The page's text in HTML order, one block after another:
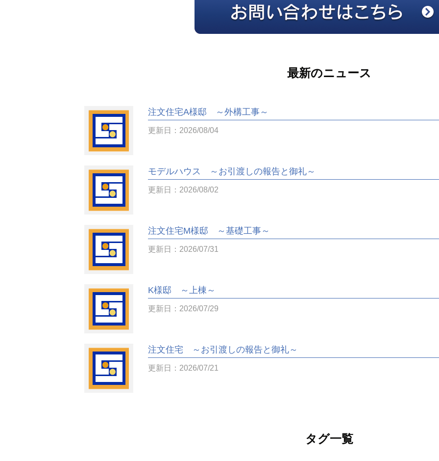
最新のニュース
注文住宅A様邸 ～外構工事～
更新日：2026/08/04
モデルハウス ～お引渡しの報告と御礼～
更新日：2026/08/02
注文住宅M様邸 ～基礎工事～
更新日：2026/07/31
K様邸 ～上棟～
更新日：2026/07/29
注文住宅 ～お引渡しの報告と御礼～
更新日：2026/07/21
タグ一覧